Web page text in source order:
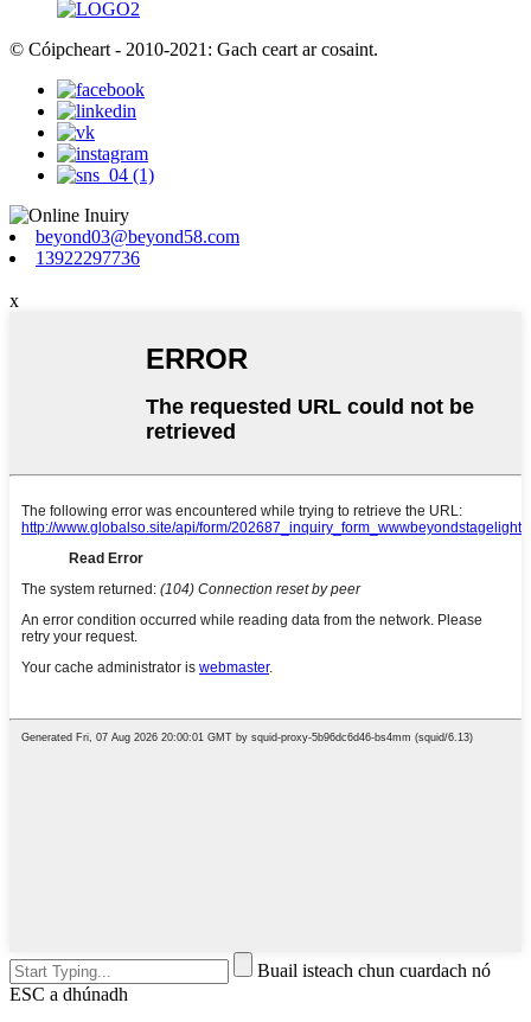
© Cóipcheart - 2010-2021: Gach ceart ar cosaint.
beyond03@beyond58.com
13922297736
x
Buail isteach chun cuardach nó
ESC a dhúnadh